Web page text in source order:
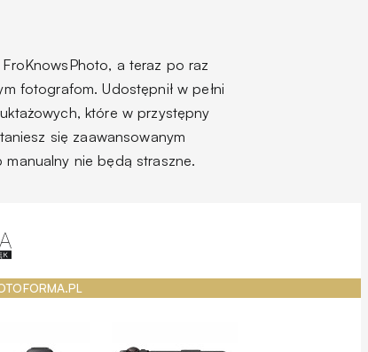
a teraz po raz
fotografom. Udostępnił w pełni
które w przystępny
się zaawansowanym
nie będą straszne.